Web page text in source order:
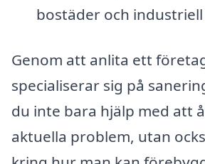
bostäder och
Genom att anlita ett
specialiserar sig på
du inte bara hjälp med att
aktuella problem, utan